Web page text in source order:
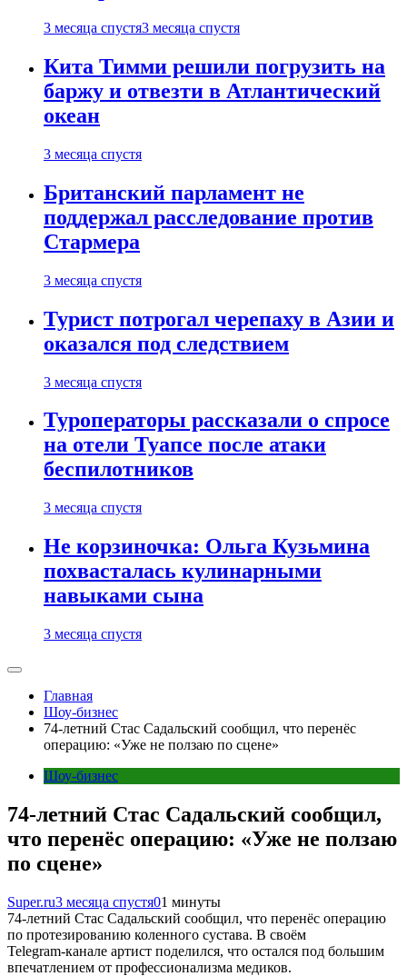
3 месяца спустя3 месяца спустя
Кита Тимми решили погрузить на
баржу и отвезти в Атлантический
океан
3 месяца спустя
Британский парламент не
поддержал расследование против
Стармера
3 месяца спустя
Турист потрогал черепаху в Азии и
оказался под следствием
3 месяца спустя
Туроператоры рассказали о спросе
на отели Туапсе после атаки
беспилотников
3 месяца спустя
Не корзиночка: Ольга Кузьмина
похвасталась кулинарными
навыками сына
3 месяца спустя
Главная
Шоу-бизнес
74-летний Стас Садальский сообщил, что перенёс
операцию: «Уже не ползаю по сцене»
Шоу-бизнес
74-летний Стас Садальский сообщил,
что перенёс операцию: «Уже не ползаю
по сцене»
Super.ru3 месяца спустя01 минуты
74‑летний Стас Садальский сообщил, что перенёс операцию
по протезированию коленного сустава. В своём
Telegram‑канале артист поделился, что остался под большим
впечатлением от профессионализма медиков.